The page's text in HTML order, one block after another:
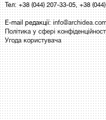
Тел: +38 (044) 207-33-05, +38
E-mail редакції:
Політика у сфері
Угода користувача